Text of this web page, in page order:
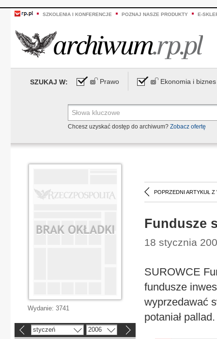
SZKOLENIA I KONFERENCJE POZNAJ NASZE PRODUKTY E-
SZUKAJ W: Prawo Ekonomia i biznes
Chcesz uzyskać dostęp do archiwum? Zobacz ofertę
POPRZEDNI ARTYKUŁ Z
Fundusze
18 stycznia
SUROWCE
fundusze
wyprzedawać
potaniał
Wydanie: 3741
styczeń 2006